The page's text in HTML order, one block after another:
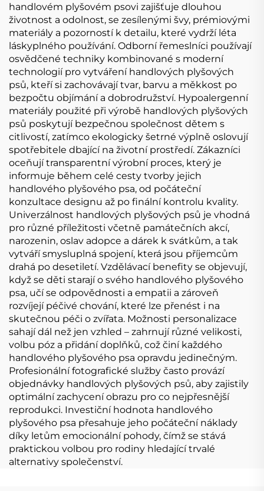
handlovém plyšovém psovi zajišťuje dlouhou
životnost a odolnost, se zesílenými švy, prémiovými
materiály a pozorností k detailu, které vydrží léta
láskyplného používání. Odborní řemeslníci používají
osvědčené techniky kombinované s moderní
technologií pro vytváření handlových plyšových
psů, kteří si zachovávají tvar, barvu a měkkost po
bezpočtu objímání a dobrodružství. Hypoalergenní
materiály použité při výrobě handlových plyšových
psů poskytují bezpečnou společnost dětem s
citlivostí, zatímco ekologicky šetrné výplně oslovují
spotřebitele dbající na životní prostředí. Zákazníci
oceňují transparentní výrobní proces, který je
informuje během celé cesty tvorby jejich
handlového plyšového psa, od počáteční
konzultace designu až po finální kontrolu kvality.
Univerzálnost handlových plyšových psů je vhodná
pro různé příležitosti včetně památečních akcí,
narozenin, oslav adopce a dárek k svátkům, a tak
vytváří smysluplná spojení, která jsou příjemcům
drahá po desetiletí. Vzdělávací benefity se objevují,
když se děti starají o svého handlového plyšového
psa, učí se odpovědnosti a empatii a zároveň
rozvíjejí péčivé chování, které lze přenést i na
skutečnou péči o zvířata. Možnosti personalizace
sahají dál než jen vzhled – zahrnují různé velikosti,
volbu póz a přidání doplňků, což činí každého
handlového plyšového psa opravdu jedinečným.
Profesionální fotografické služby často provází
objednávky handlových plyšových psů, aby zajistily
optimální zachycení obrazu pro co nejpřesnější
reprodukci. Investiční hodnota handlového
plyšového psa přesahuje jeho počáteční náklady
díky letům emocionální pohody, čímž se stává
praktickou volbou pro rodiny hledající trvalé
alternativy společenství.